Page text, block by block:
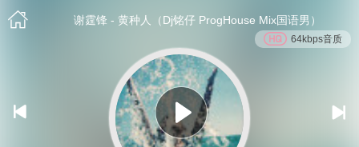
 谢霆锋 - 黄种人（Dj铭仔 ProgHouse Mix国语男）
64kbps音质
 